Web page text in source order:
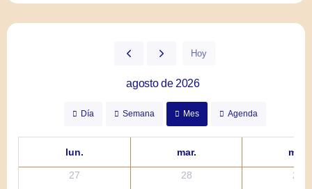
Hoy
agosto de 2026
Día Semana Mes Agenda
lun. mar. mié.
27 28 29